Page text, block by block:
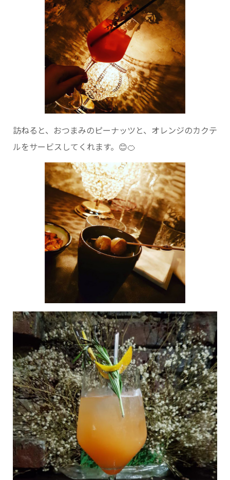
訪ねると、おつまみのピーナッツと、オレンジのカクテ
ルをサービスしてくれます。😊🍊